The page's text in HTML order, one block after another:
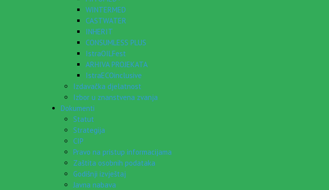
WINTERMED
CASTWATER
INHERIT
CONSUMLESS PLUS
IstraOILFest
ARHIVA PROJEKATA
IstraECOinclusive
Izdavačka djelatnost
Izbor u znanstvena zvanja
Dokumenti
Statut
Strategija
CIP
Pravo na pristup informacijama
Zaštita osobnih podataka
Godišnji izvještaj
Javna nabava